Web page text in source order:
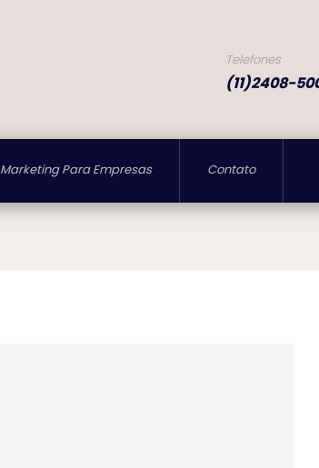
Telefones
(11)2408-
Marketing Para Empresas Contato